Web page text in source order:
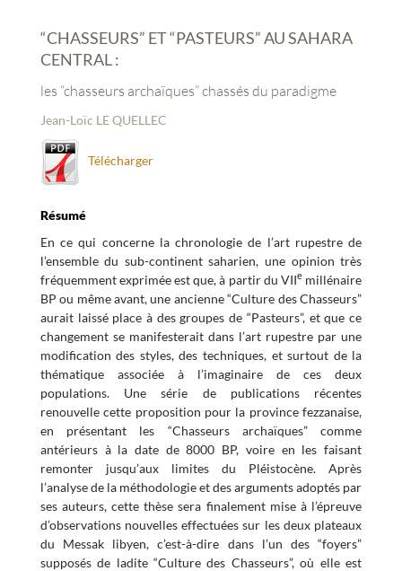
“CHASSEURS” ET “PASTEURS” AU SAHARA
CENTRAL :
les “chasseurs archaïques” chassés du paradigme
Jean-Loïc LE QUELLEC
Télécharger
Résumé
En ce qui concerne la chronologie de l’art rupestre de
l’ensemble du sub-continent saharien, une opinion très
fréquemment exprimée est que, à partir du VIIe millénaire
BP ou même avant, une ancienne “Culture des Chasseurs”
aurait laissé place à des groupes de “Pasteurs”, et que ce
changement se manifesterait dans l’art rupestre par une
modification des styles, des techniques, et surtout de la
thématique associée à l’imaginaire de ces deux
populations. Une série de publications récentes
renouvelle cette proposition pour la province fezzanaise,
en présentant les “Chasseurs archaïques” comme
antérieurs à la date de 8000 BP, voire en les faisant
remonter jusqu’aux limites du Pléistocène. Après
l’analyse de la méthodologie et des arguments adoptés par
ses auteurs, cette thèse sera finalement mise à l’épreuve
d’observations nouvelles effectuées sur les deux plateaux
du Messak libyen, c’est-à-dire dans l’un des “foyers”
supposés de ladite “Culture des Chasseurs”, où elle est